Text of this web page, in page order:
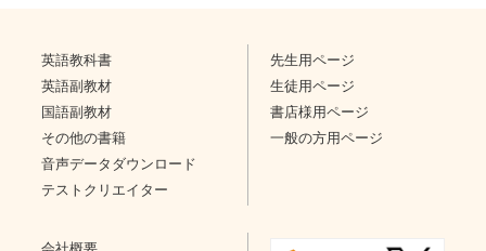
英語教科書
英語副教材
国語副教材
その他の書籍
音声データダウンロード
テストクリエイター
先生用ページ
生徒用ページ
書店様用ページ
一般の方用ページ